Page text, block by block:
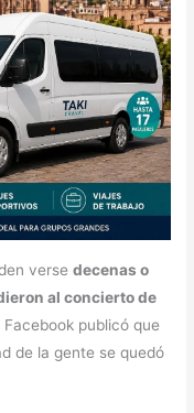
versedecenas o
al concierto de
publicó que
de la gente se quedó